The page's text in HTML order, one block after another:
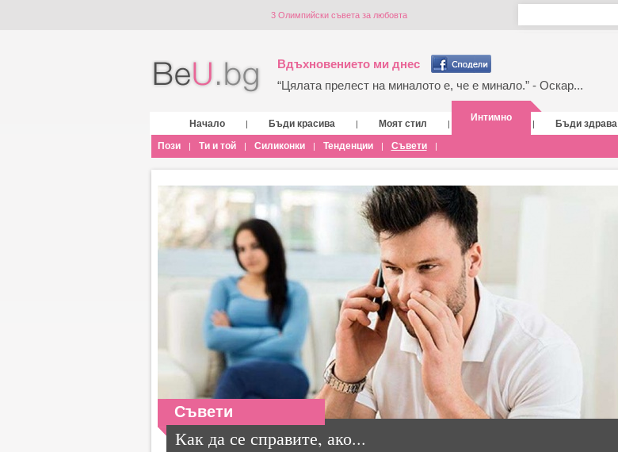
3 Олимпийски съвета за любовта
Вдъхновението ми днес
“Цялата прелест на миналото е, че е минало.” - Оскар...
Начало | Бъди красива | Моят стил |
Интимно
| Бъди здрава
Пози
| Ти и той | Силиконки | Тенденции | Съвети |
Съвети
Как да се справите, ако...